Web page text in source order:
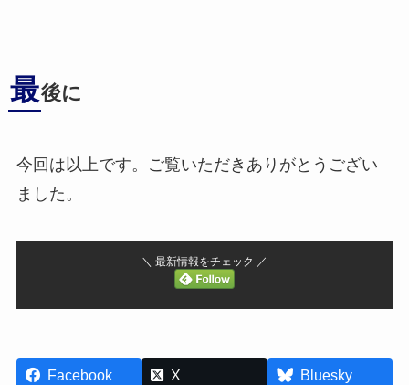
最後に
今回は以上です。ご覧いただきありがとうござい
ました。
＼ 最新情報をチェック ／
Facebook X
Bluesky